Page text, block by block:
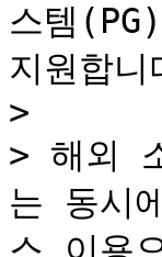
스템
지원합니
>
> 해외
는 동시